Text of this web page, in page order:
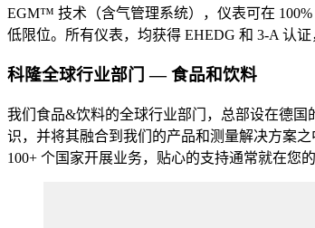
EGM™ 技术（含气管理系统），仪表可在
低限位。所有仪表，均获得 EHEDG 和 3-A 认证
科隆全球行业部门 — 食品和饮料
我们食品&饮料的全球行业部门，总部设在德
识，并将其融合到我们的产品和测量解决方案
100+ 个国家开展业务，贴心的支持通常就在您